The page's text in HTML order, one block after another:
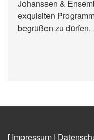
Johanssen &
exquisiten
begrüßen zu dürfen.
[ Impressum |